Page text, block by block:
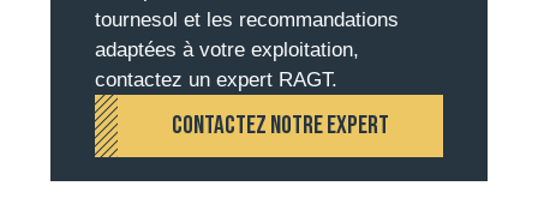
tournesol et les recommandations
adaptées à votre exploitation,
contactez un expert RAGT.
CONTACTEZ NOTRE EXPERT